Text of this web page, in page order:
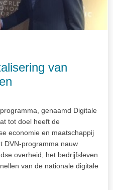
van
genaamd Digitale
tot doel heeft de
economie en maatschappij
DVN-programma nauw
overheid, het bedrijfsleven
van de nationale digitale